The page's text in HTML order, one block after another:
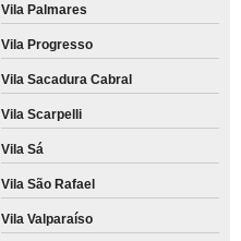
Vila Palmares
Vila Progresso
Vila Sacadura Cabral
Vila Scarpelli
Vila Sá
Vila São Rafael
Vila Valparaíso